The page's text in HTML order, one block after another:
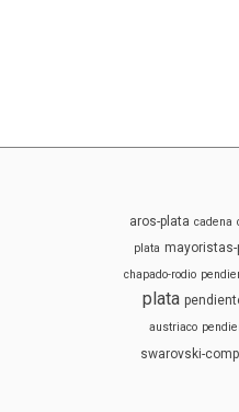
aros-plata cadena
plata
chapado-rodio
plata
austriaco
swarovski-